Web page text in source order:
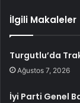
İlgili Makaleler
Turgutlu’da
Ağustos 7, 2026
İyi Parti Genel